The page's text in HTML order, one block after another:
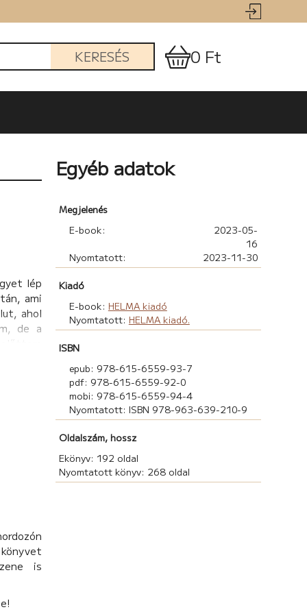
KERESÉS 0 Ft
lép
ami
ahol
de a
is
Egyéb adatok
Megjelenés
E-book:
2023-05-
16
Nyomtatott:
2023-11-30
Kiadó
E-book: HELMA kiadó
Nyomtatott: HELMA kiadó.
ISBN
epub: 978-615-6559-93-7
pdf: 978-615-6559-92-0
mobi: 978-615-6559-94-4
Nyomtatott: ISBN 978-963-639-210-9
Oldalszám, hossz
Ekönyv: 192 oldal
Nyomtatott könyv: 268 oldal